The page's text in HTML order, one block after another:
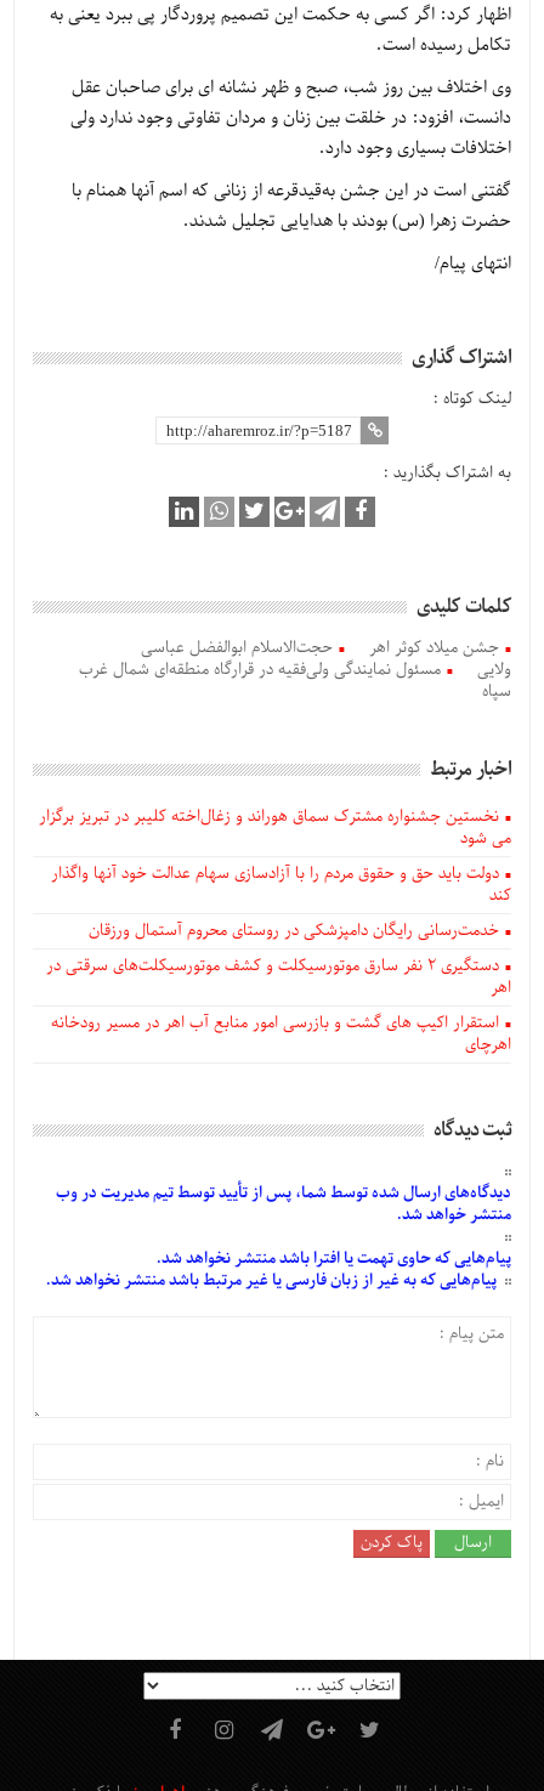
اظهار کرد: اگر کسی به حکمت این تصمیم پروردگار پی ببرد یعنی به
تکامل رسیده است.
وی اختلاف بین روز شب، صبح و ظهر نشانه ای برای صاحبان عقل
دانست، افزود: در خلقت بین زنان و مردان تفاوتی وجود ندارد ولی
اختلافات بسیاری وجود دارد.
گفتنی است در این جشن به‌قیدقرعه از زنانی که اسم آنها همنام با
حضرت زهرا (س) بودند با هدایایی تجلیل شدند.
انتهای پیام/
اشتراک گذاری
لینک کوتاه :
به اشتراک بگذارید :
کلمات کلیدی
جشن میلاد کوثر اهر
حجت‌الاسلام ابوالفضل عباسی
ولایی
مسئول نمایندگی ولی‌فقیه در قرارگاه منطقه‌ای شمال غرب
سپاه
اخبار مرتبط
نخستین جشنواره مشترک سماق هوراند و زغال‌اخته کلیبر در تبریز برگزار
می شود
دولت باید حق و حقوق مردم را با آزادسازی سهام عدالت خود آنها واگذار
کند
خدمت‌رسانی رایگان دامپزشکی در روستای محروم آستمال ورزقان
دستگيری ۲ نفر سارق موتورسیکلت و کشف موتورسیکلت‌های سرقتی در
اهر
استقرار اکیپ های گشت و بازرسی امور منابع آب اهر در مسیر رودخانه
اهرچای
ثبت دیدگاه
دیدگاه‌هایارسالشدهتوسط شما، پس ازتأییدتوسط تیم مدیریت در وب
منتشر خواهد شد.
پیام‌هاییکه حاوی تهمت یا افترا باشد منتشر نخواهد شد.
پیام‌هاییکه به غیر از زبان فارسی یا غیر مرتبط باشد منتشر نخواهد شد.